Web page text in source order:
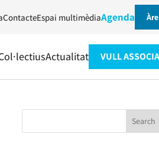
ContacteEspai multimèdiaAgenda
Actualitat VULL